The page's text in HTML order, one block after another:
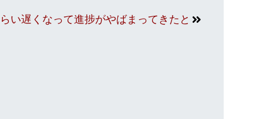
い遅くなって進捗がやばまってきたときの対処法